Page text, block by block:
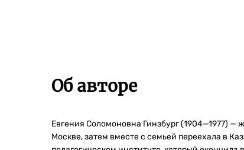
Об авторе
Евгения Соломоновна Гинзбург (1904—1977) —
Москве, затем вместе с семьей переехала в